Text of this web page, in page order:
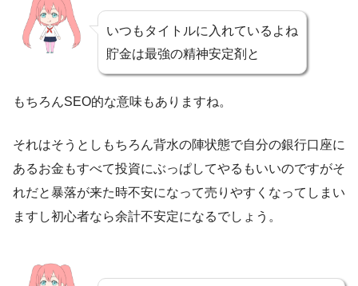
いつもタイトルに入れているよね
貯金は最強の精神安定剤と
もちろんSEO的な意味もありますね。
それはそうとしもちろん背水の陣状態で自分の銀行口座に
あるお金もすべて投資にぶっぱしてやるもいいのですがそ
れだと暴落が来た時不安になって売りやすくなってしまい
ますし初心者なら余計不安定になるでしょう。